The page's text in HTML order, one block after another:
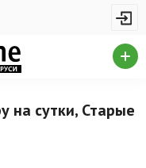
на сутки, Старые